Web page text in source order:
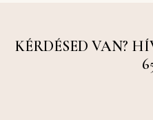
KÉRDÉSED VAN?